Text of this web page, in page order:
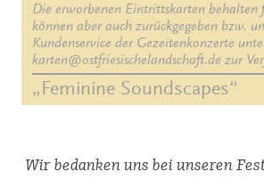
Die erworbenen Eintrittskarten
können aber auch zurückgegeben bzw.
Kundenservice der Gezeitenkonzerte
„Feminine Soundscapes“
Wir bedanken uns bei unseren